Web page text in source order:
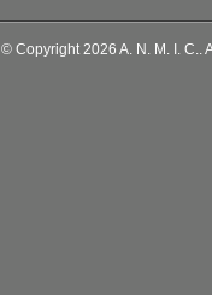
© Copyright 2026 A. N. M. I. C..